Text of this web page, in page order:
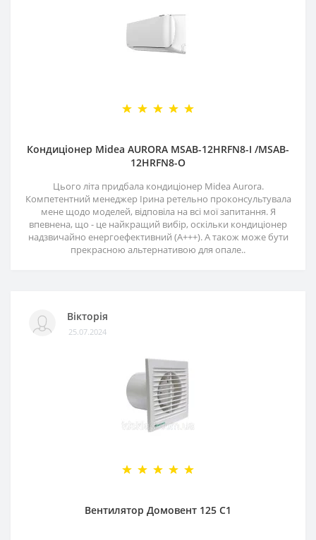
Кондиціонер Midea AURORA MSAB-12HRFN8-I /MSAB-
12HRFN8-O
Цього літа придбала кондиціонер Midea Aurora.
Компетентний менеджер Ірина ретельно проконсультувала
мене щодо моделей, відповіла на всі мої запитання. Я
впевнена, що - це найкращий вибір, оскільки кондиціонер
надзвичайно енергоефективний (А+++). А також може бути
прекрасною альтернативою для опале..
Вікторія
25.07.2024
Вентилятор Домовент 125 С1